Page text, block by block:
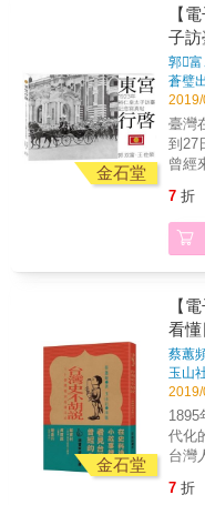
然
點。
菲
場，
房、
人、
命。
者。 本書特色 1. 完整概述日美雙方在台灣周邊
海空
起的歷史記憶 2.
解台灣
灣航
圖
據與
臺
元雜
控制
漸成
年中
氛
裝」
體而
號。
化，
學
買力
書關
都
列（2019年
的寫
艋舺
下的
區歷
業發
通演
金石堂
【
子
郭
蒼璧
臺灣
到27
曾經
本國
社參
視
強
皇民
7 折
金石堂
【
看
蔡蕙
玉山
1895
代化
台灣
的開
7 折